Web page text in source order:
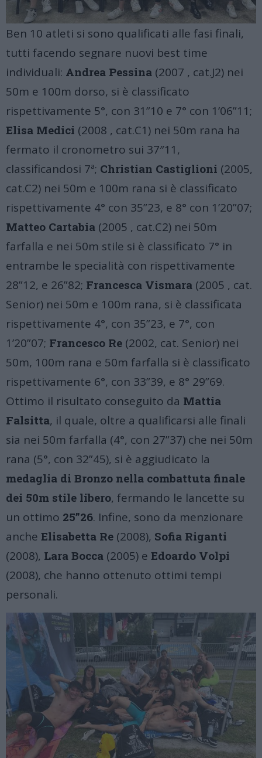
Ben 10 atleti si sono qualificati alle fasi finali,
tutti facendo segnare nuovi best time
individuali: Andrea Pessina (2007 , cat.J2) nei
50m e 100m dorso, si è classificato
rispettivamente 5°, con 31”10 e 7° con 1’06”11;
Elisa Medici (2008 , cat.C1) nei 50m rana ha
fermato il cronometro sui 37″11,
classificandosi 7ª; Christian Castiglioni (2005,
cat.C2) nei 50m e 100m rana si è classificato
rispettivamente 4° con 35”23, e 8° con 1’20”07;
Matteo Cartabia (2005 , cat.C2) nei 50m
farfalla e nei 50m stile si è classificato 7° in
entrambe le specialità con rispettivamente
28”12, e 26”82; Francesca Vismara (2005 , cat.
Senior) nei 50m e 100m rana, si è classificata
rispettivamente 4°, con 35”23, e 7°, con
1’20”07; Francesco Re (2002, cat. Senior) nei
50m, 100m rana e 50m farfalla si è classificato
rispettivamente 6°, con 33”39, e 8° 29”69.
Ottimo il risultato conseguito da Mattia
Falsitta, il quale, oltre a qualificarsi alle finali
sia nei 50m farfalla (4°, con 27”37) che nei 50m
rana (5°, con 32”45), si è aggiudicato la
medaglia di Bronzo nella combattuta finale
dei 50m stile libero, fermando le lancette su
un ottimo 25”26. Infine, sono da menzionare
anche Elisabetta Re (2008), Sofia Riganti
(2008), Lara Bocca (2005) e Edoardo Volpi
(2008), che hanno ottenuto ottimi tempi
personali.